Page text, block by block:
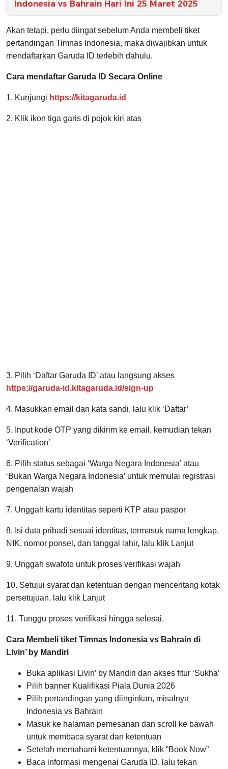
Indonesia vs Bahrain Hari Ini 25 Maret 2025
Akan tetapi, perlu diingat sebelum Anda membeli tiket
pertandingan Timnas Indonesia, maka diwajibkan untuk
mendaftarkan Garuda ID terlebih dahulu.
Cara mendaftar Garuda ID Secara Online
1. Kunjungi https://kitagaruda.id
2. Klik ikon tiga garis di pojok kiri atas
3. Pilih ‘Daftar Garuda ID’ atau langsung akses
https://garuda-id.kitagaruda.id/sign-up
4. Masukkan email dan kata sandi, lalu klik ‘Daftar’
5. Input kode OTP yang dikirim ke email, kemudian tekan
‘Verification’
6. Pilih status sebagai ‘Warga Negara Indonesia’ atau
‘Bukan Warga Negara Indonesia’ untuk memulai registrasi
pengenalan wajah
7. Unggah kartu identitas seperti KTP atau paspor
8. Isi data pribadi sesuai identitas, termasuk nama lengkap,
NIK, nomor ponsel, dan tanggal lahir, lalu klik Lanjut
9. Unggah swafoto untuk proses verifikasi wajah
10. Setujui syarat dan ketentuan dengan mencentang kotak
persetujuan, lalu klik Lanjut
11. Tunggu proses verifikasi hingga selesai.
Cara Membeli tiket Timnas Indonesia vs Bahrain di
Livin’ by Mandiri
Buka aplikasi Livin’ by Mandiri dan akses fitur ‘Sukha’
Pilih banner Kualifikasi Piala Dunia 2026
Pilih pertandingan yang diinginkan, misalnya
Indonesia vs Bahrain
Masuk ke halaman pemesanan dan scroll ke bawah
untuk membaca syarat dan ketentuan
Setelah memahami ketentuannya, klik “Book Now”
Baca informasi mengenai Garuda ID, lalu tekan